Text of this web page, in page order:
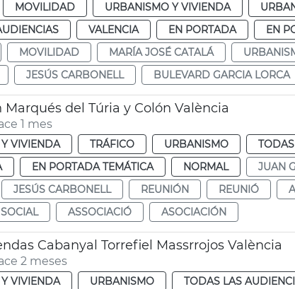
MOVILIDAD URBANISMO Y VIVIENDA
VALENCIA EN PORTADA EN
MOVILIDAD MARÍA JOSÉ CATALÁ
JESÚS CARBONELL BULEVARD GARCIA LORCA
del Túria y Colón València
1 mes
VIVIENDA TRÁFICO URBANISMO
EN PORTADA TEMÁTICA NORMAL JUAN
JESÚS CARBONELL REUNIÓN REUNIÓ
ASSOCIACIÓ ASOCIACIÓN
Cabanyal Torrefiel Massrrojos València
2 meses
VIVIENDA URBANISMO TODAS LAS